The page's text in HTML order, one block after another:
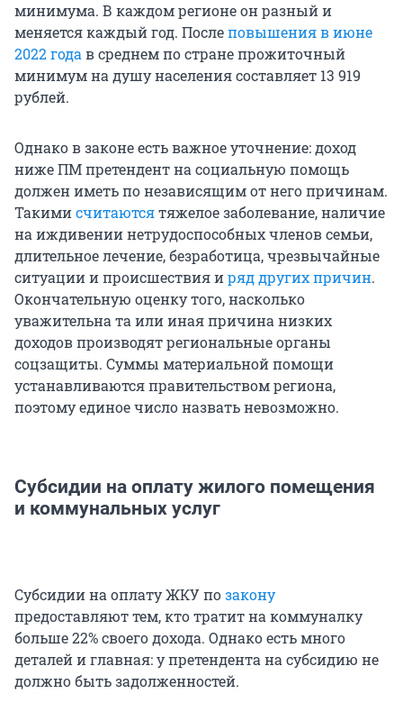
минимума. В каждом регионе он разный и
меняется каждый год. Послеповышения в июне
2022 годав среднем по стране прожиточный
минимум на душу населения составляет 13 919
рублей.
Однако в законе есть важное уточнение: доход
ниже ПМ претендент на социальную помощь
должен иметь по независящим от него причинам.
Такимисчитаютсятяжелое заболевание, наличие
на иждивении нетрудоспособных членов семьи,
длительное лечение, безработица, чрезвычайные
ситуации и происшествия иряд других причин.
Окончательную оценку того, насколько
уважительна та или иная причина низких
доходов производят региональные органы
соцзащиты. Суммы материальной помощи
устанавливаются правительством региона,
поэтому единое число назвать невозможно.
Субсидии на оплату жилого помещения
и коммунальных услуг
Субсидии на оплату ЖКУ позакону
предоставляют тем, кто тратит на коммуналку
больше 22% своего дохода. Однако есть много
деталей и главная: у претендента на субсидию не
должно быть задолженностей.